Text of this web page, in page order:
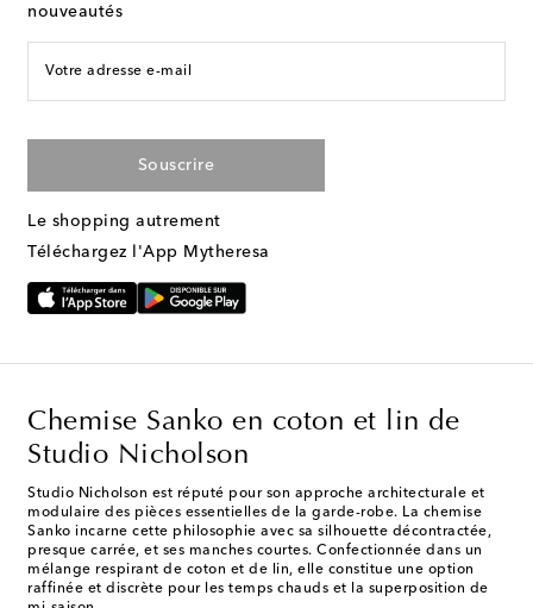
nouveautés
Votre adresse e-mail
Souscrire
Le shopping autrement
Téléchargez l'App Mytheresa
Chemise Sanko en coton et lin de
Studio Nicholson
Studio Nicholson est réputé pour son approche architecturale et
modulaire des pièces essentielles de la garde-robe. La chemise
Sanko incarne cette philosophie avec sa silhouette décontractée,
presque carrée, et ses manches courtes. Confectionnée dans un
mélange respirant de coton et de lin, elle constitue une option
raffinée et discrète pour les temps chauds et la superposition de